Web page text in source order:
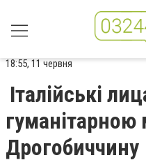
18:55, 11 червня
Італійські
гуманітарною
Дрогобиччину